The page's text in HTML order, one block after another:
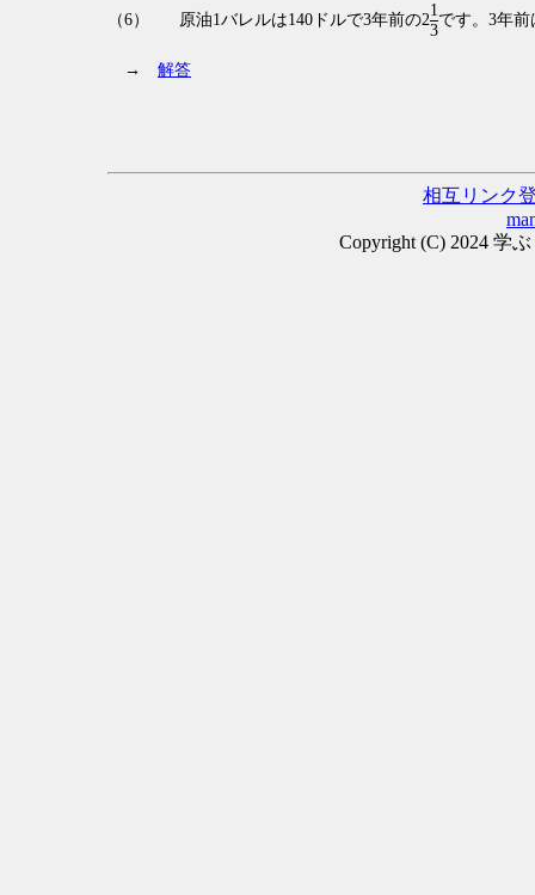
（6） 原油1バレルは140ドルで3年前の2
1
です。3年
3
→ 解答
相互リンク
Copyright (C) 2024 学